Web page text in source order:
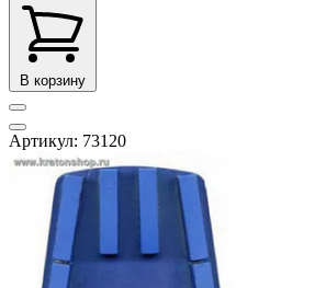
В корзину
Артикул: 73120